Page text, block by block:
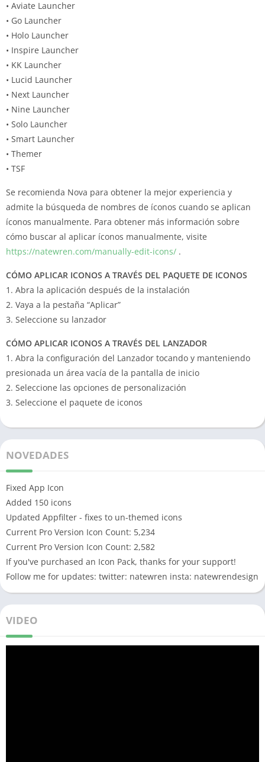
• Aviate Launcher
• Go Launcher
• Holo Launcher
• Inspire Launcher
• KK Launcher
• Lucid Launcher
• Next Launcher
• Nine Launcher
• Solo Launcher
• Smart Launcher
• Themer
• TSF
Se recomienda Nova para obtener la mejor experiencia y
admite la búsqueda de nombres de íconos cuando se aplican
íconos manualmente. Para obtener más información sobre
cómo buscar al aplicar íconos manualmente, visite
https://natewren.com/manually-edit-icons/ .
CÓMO APLICAR ICONOS A TRAVÉS DEL PAQUETE DE ICONOS
1. Abra la aplicación después de la instalación
2. Vaya a la pestaña “Aplicar”
3. Seleccione su lanzador
CÓMO APLICAR ICONOS A TRAVÉS DEL LANZADOR
1. Abra la configuración del Lanzador tocando y manteniendo
presionada un área vacía de la pantalla de inicio
2. Seleccione las opciones de personalización
3. Seleccione el paquete de iconos
NOVEDADES
Fixed App Icon
Added 150 icons
Updated Appfilter - fixes to un-themed icons
Current Pro Version Icon Count: 5,234
Current Pro Version Icon Count: 2,582
If you've purchased an Icon Pack, thanks for your support!
Follow me for updates: twitter: natewren insta: natewrendesign
VIDEO